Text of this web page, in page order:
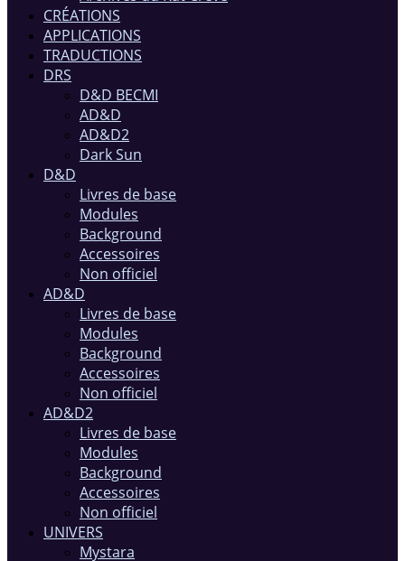
CRÉATIONS
APPLICATIONS
TRADUCTIONS
DRS
D&D BECMI
AD&D
AD&D2
Dark Sun
D&D
Livres de base
Modules
Background
Accessoires
Non officiel
AD&D
Livres de base
Modules
Background
Accessoires
Non officiel
AD&D2
Livres de base
Modules
Background
Accessoires
Non officiel
UNIVERS
Mystara